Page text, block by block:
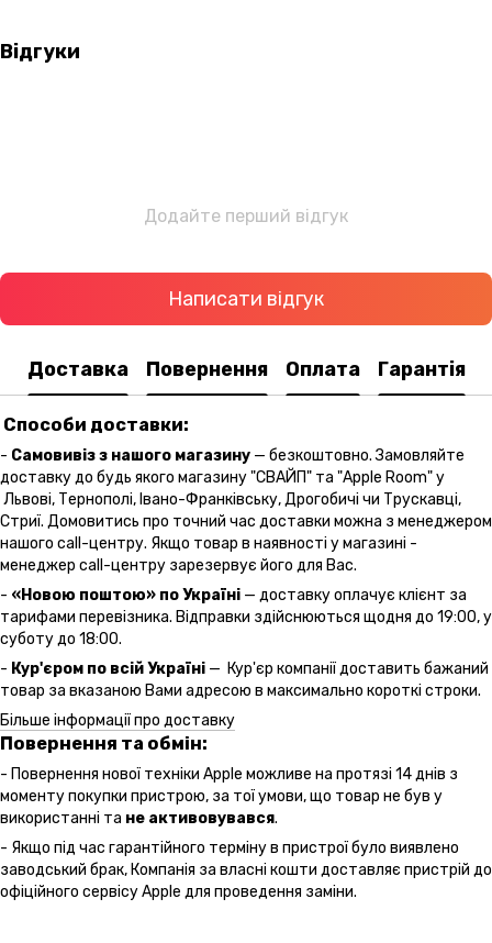
Відгуки
Додайте перший відгук
Написати відгук
Доставка Повернення Оплата Гарантія
Способи доставки:
- Самовивіз з нашого магазину — безкоштовно. Замовляйте
доставку до будь якого магазину "СВАЙП" та "Apple Room" у
Львові, Тернополі, Івано-Франківську, Дрогобичі чи Трускавці,
Стриї. Домовитись про точний час доставки можна з менеджером
нашого call-центру. Якщо товар в наявності у магазині -
менеджер call-центру зарезервує його для Вас.
- «Новою поштою» по Україні — доставку оплачує клієнт за
тарифами перевізника. Відправки здійснюються щодня до 19:00, у
суботу до 18:00.
- Кур'єром по всій Україні — Кур'єр компанії доставить бажаний
товар за вказаною Вами адресою в максимально короткі строки.
Більше інформації про доставку
Повернення та обмін:
- Повернення нової техніки Apple можливе на протязі 14 днів з
моменту покупки пристрою, за тої умови, що товар не був у
використанні та не активовувався.
- Якщо під час гарантійного терміну в пристрої було виявлено
заводський брак, Компанія за власні кошти доставляє пристрій до
офіційного сервісу Apple для проведення заміни.